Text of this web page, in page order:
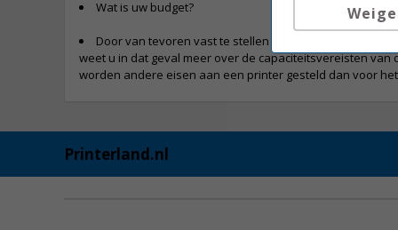
Wat is uw budget?
Door van tevoren vast te stellen hoeveel gebruikers
weet u in dat geval meer over de capaciteitsvereisten
worden andere eisen aan een printer gesteld dan voor
Printerland.nl